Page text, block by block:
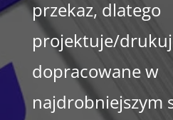
przekaz, dlatego
projektuje/
dopracowane w
najdrobniejszym